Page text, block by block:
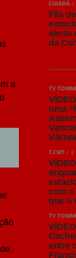
a
CUIABÁ
Fila
alerta
da
TV
uma
TJ MT 2
com o
que o
TV
entre